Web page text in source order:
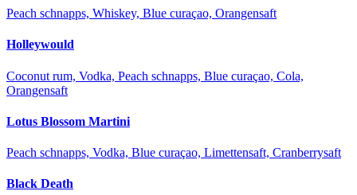
Peach schnapps, Whiskey, Blue curaçao, Orangensaft
Holleywould
Coconut rum, Vodka, Peach schnapps, Blue curaçao, Cola,
Orangensaft
Lotus Blossom Martini
Peach schnapps, Vodka, Blue curaçao, Limettensaft, Cranberrysaft
Black Death